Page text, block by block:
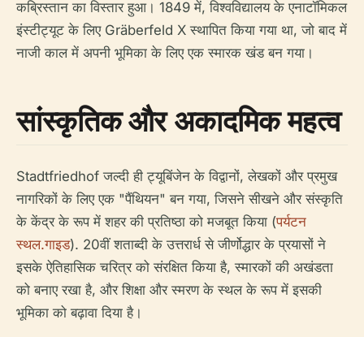
कब्रिस्तान का विस्तार हुआ। 1849 में, विश्वविद्यालय के एनाटॉमिकल
इंस्टीट्यूट के लिए Gräberfeld X स्थापित किया गया था, जो बाद में
नाजी काल में अपनी भूमिका के लिए एक स्मारक खंड बन गया।
सांस्कृतिक और अकादमिक महत्व
Stadtfriedhof जल्दी ही ट्यूबिंजेन के विद्वानों, लेखकों और प्रमुख
नागरिकों के लिए एक "पैंथियन" बन गया, जिसने सीखने और संस्कृति
के केंद्र के रूप में शहर की प्रतिष्ठा को मजबूत किया (पर्यटन
स्थल.गाइड). 20वीं शताब्दी के उत्तरार्ध से जीर्णोद्धार के प्रयासों ने
इसके ऐतिहासिक चरित्र को संरक्षित किया है, स्मारकों की अखंडता
को बनाए रखा है, और शिक्षा और स्मरण के स्थल के रूप में इसकी
भूमिका को बढ़ावा दिया है।